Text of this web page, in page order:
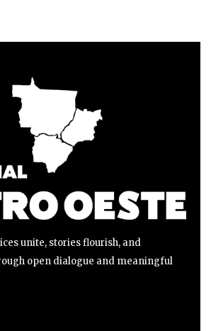
INSCREVER
Privacidade
unite, stories flourish, and
open dialogue and meaningful